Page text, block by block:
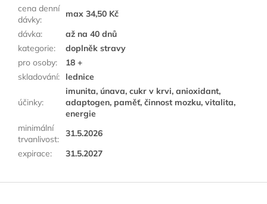
cena denní
dávky:
max 34,50 Kč
dávka:
až na 40 dnů
kategorie:
doplněk stravy
pro osoby:
18 +
skladování: lednice
účinky:
imunita, únava, cukr v krvi, anioxidant,
adaptogen, paměť, činnost mozku, vitalita,
energie
minimální
trvanlivost:
31.5.2026
expirace: 31.5.2027
F